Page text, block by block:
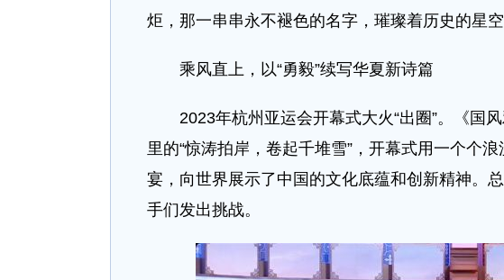
炬，那一串串永不褪色的名字，璀璨着历史的星
乘风直上，以“勇毅”续写华夏新诗篇
2023年杭州亚运会开幕式大火“出圈”。《国风
里的“惊涛拍岸，卷起千堆雪”，开幕式用一个个
宴，向世界展示了中国的文化底蕴和创新精神。
手们发出挑战。